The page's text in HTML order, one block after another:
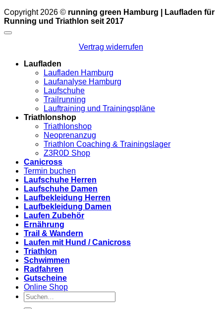
Copyright 2026 © running green Hamburg | Laufladen für
Running und Triathlon seit 2017
Vertrag widerrufen
Laufladen
Laufladen Hamburg
Laufanalyse Hamburg
Laufschuhe
Trailrunning
Lauftraining und Trainingspläne
Triathlonshop
Triathlonshop
Neoprenanzug
Triathlon Coaching & Trainingslager
Z3R0D Shop
Canicross
Termin buchen
Laufschuhe Herren
Laufschuhe Damen
Laufbekleidung Herren
Laufbekleidung Damen
Laufen Zubehör
Ernährung
Trail & Wandern
Laufen mit Hund / Canicross
Triathlon
Schwimmen
Radfahren
Gutscheine
Online Shop
Suchen
nach: